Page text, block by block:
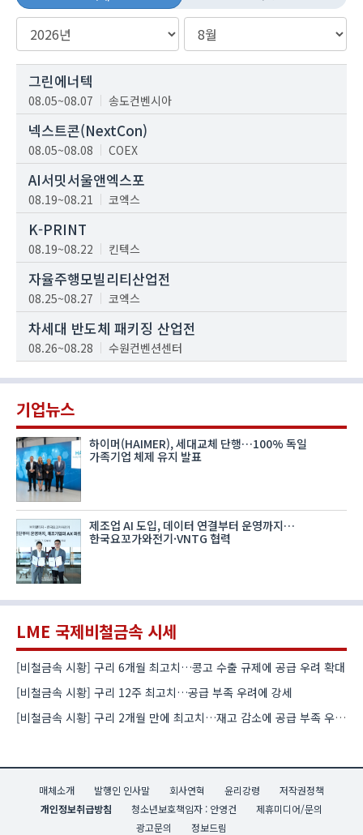
그린에너텍
08.05~08.07 송도컨벤시아
넥스트콘(NextCon)
08.05~08.08 COEX
AI서밋서울앤엑스포
08.19~08.21 코엑스
K-PRINT
08.19~08.22 킨텍스
자율주행모빌리티산업전
08.25~08.27 코엑스
차세대 반도체 패키징 산업전
08.26~08.28 수원컨벤션센터
기업뉴스
하이머(HAIMER), 세대교체 단행…100% 독일
가족기업 체제 유지 발표
제조업 AI 도입, 데이터 연결부터 운영까지…
한국요꼬가와전기·VNTG 협력
LME 국제비철금속 시세
[비철금속 시황] 구리 6개월 최고치…콩고 수출 규제에 공급 우려 확대
[비철금속 시황] 구리 12주 최고치…공급 부족 우려에 강세
[비철금속 시황] 구리 2개월 만에 최고치…재고 감소에 공급 부족 우려 확대
매체소개 발행인 인사말 회사연혁 윤리강령
저작권정책
개인정보취급방침
청소년보호책임자 : 안영건
제휴미디어/문의
광고문의
정보드림